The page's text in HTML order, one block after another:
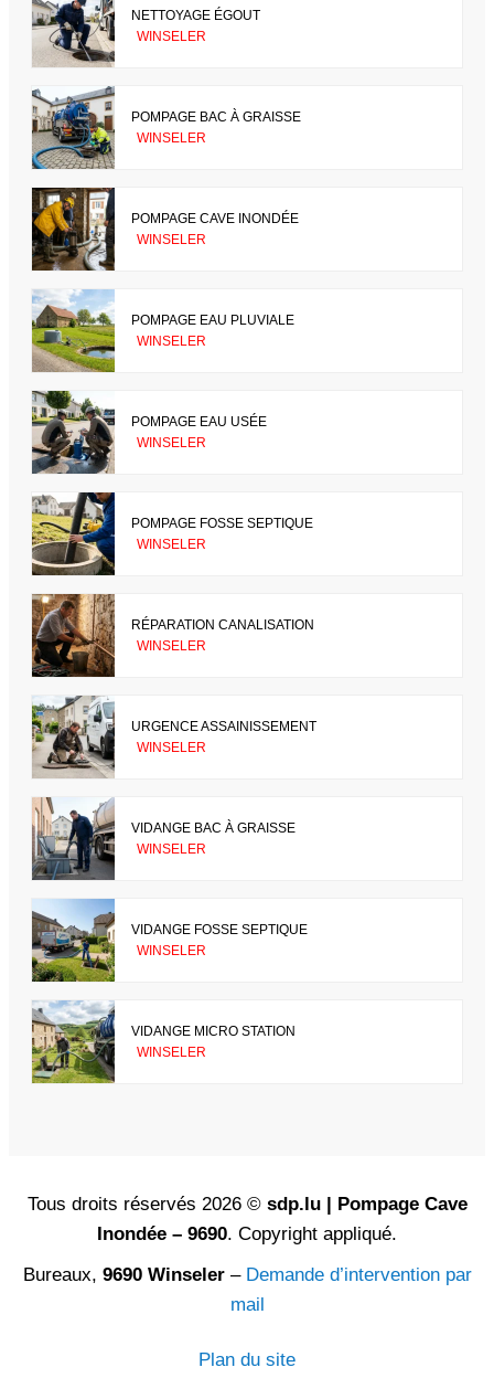
NETTOYAGE ÉGOUT
WINSELER
POMPAGE BAC À GRAISSE
WINSELER
POMPAGE CAVE INONDÉE
WINSELER
POMPAGE EAU PLUVIALE
WINSELER
POMPAGE EAU USÉE
WINSELER
POMPAGE FOSSE SEPTIQUE
WINSELER
RÉPARATION CANALISATION
WINSELER
URGENCE ASSAINISSEMENT
WINSELER
VIDANGE BAC À GRAISSE
WINSELER
VIDANGE FOSSE SEPTIQUE
WINSELER
VIDANGE MICRO STATION
WINSELER
Tous droits réservés 2026 © sdp.lu | Pompage Cave
Inondée – 9690. Copyright appliqué.
Bureaux, 9690 Winseler– Demande d’intervention par
mail
Plan du site